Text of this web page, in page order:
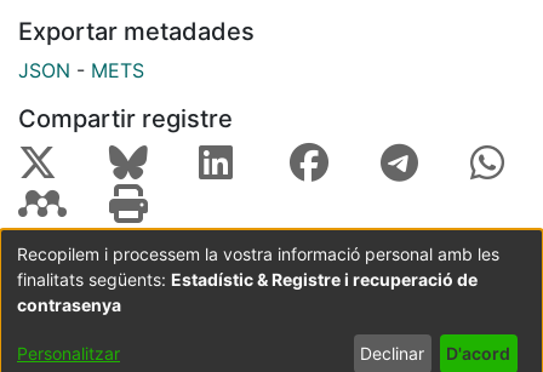
Exportar metadades
JSON - METS
Compartir registre
Coordinació:CRAI UB Avís legal
Metadades
subjectes a:
Configuració
de cookies
privadesa
Recopilem i processem la vostra informació personal amb les
finalitats següents: Estadístic & Registre i recuperació de
contrasenya
Personalitzar Declinar D'acord